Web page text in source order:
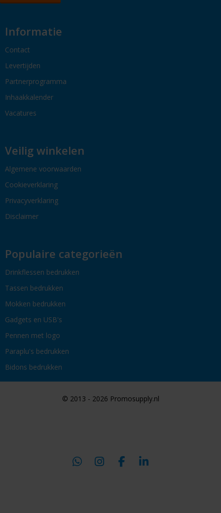
Informatie
Contact
Levertijden
Partnerprogramma
Inhaakkalender
Vacatures
Veilig winkelen
Algemene voorwaarden
Cookieverklaring
Privacyverklaring
Disclaimer
Populaire categorieën
Drinkflessen bedrukken
Tassen bedrukken
Mokken bedrukken
Gadgets en USB's
Pennen met logo
Paraplu's bedrukken
Bidons bedrukken
© 2013 - 2026 Promosupply.nl